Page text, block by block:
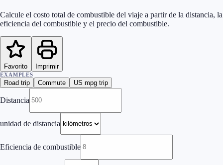
Calcule el costo total de combustible del viaje a partir de la distancia, la
eficiencia del combustible y el precio del combustible.
Favorito Imprimir
EXAMPLES
Road trip Commute US mpg trip
Distancia
unidad de distancia
Eficiencia de combustible